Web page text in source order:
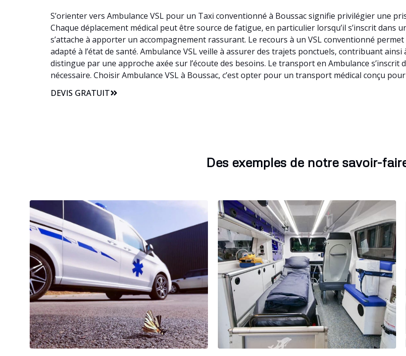
S’orienter vers Ambulance VSL pour un Taxi conventionné à Boussac signifie privilégier une
Chaque déplacement médical peut être source de fatigue, en particulier lorsqu’il s’inscrit dans
s’attache à apporter un accompagnement rassurant. Le recours à un VSL conventionné
adapté à l’état de santé. Ambulance VSL veille à assurer des trajets ponctuels, contribuant ainsi
distingue par une approche axée sur l’écoute des besoins. Le transport en Ambulance
nécessaire. Choisir Ambulance VSL à Boussac, c’est opter pour un transport médical conçu
DEVIS GRATUIT
Des exemples de notre savoir-